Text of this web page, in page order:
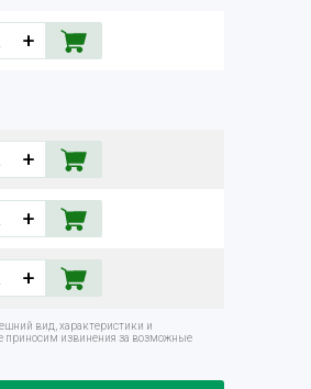
вид, характеристики и
приносим извинения за возможные